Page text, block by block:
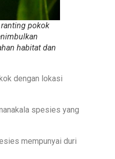
pokok
habitat dan
dengan lokasi
spesies yang
mempunyai duri